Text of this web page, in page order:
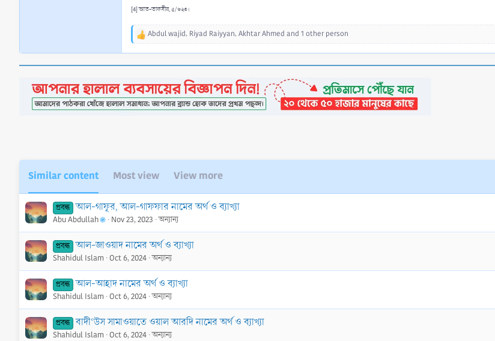
[4] আত-তাফসীর, ৫/৬২৩।
R
i
o
n
Abdul wajid, Riyad Raiyyan, Akhtar Ahmed and 1 other person
Similar content Most view View more
প্রবন্ধ আল-গাফূর, আল-গাফফার নামের অর্থ ও ব্যাখ্যা
Abu Abdullah Nov 23, 2023 অন্যান্য
প্রবন্ধ আল-জাওয়াদ নামের অর্থ ও ব্যাখ্যা
Shahidul Islam Oct 6, 2024 অন্যান্য
প্রবন্ধ আল-আহাদ নামের অর্থ ও ব্যাখ্যা
Shahidul Islam Oct 6, 2024 অন্যান্য
প্রবন্ধ বাদী‘উস সামাওয়াতে ওয়াল আরদি নামের অর্থ ও ব্যাখ্যা
Shahidul Islam Oct 6, 2024 অন্যান্য